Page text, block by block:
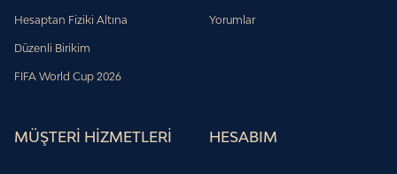
Hesaptan Fiziki Altına
Düzenli Birikim
FIFA World Cup 2026
Yorumlar
MÜŞTERİ HİZMETLERİ HESABIM